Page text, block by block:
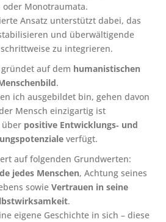
oder Monotraumata.
Ansatz unterstützt dabei, das
und überwältigende
zu integrieren.
auf dem humanistischen
.
ich ausgebildet bin, gehen davon
Mensch einzigartig ist
über positive Entwicklungs‑ und
verfügt.
auf folgenden Grundwerten:
jedes Menschen, Achtung seines
sowie Vertrauen in seine
.
eigene Geschichte in sich – diese